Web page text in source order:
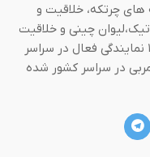
چرتکه، خلاقیت و
چینی و خلاقیت
و نقاشی کرده و تا امروز دارای بیش از ۱۰۰ نمایندگی فعال در سراسر
به پرورش بیش از ۳ هزار مربی در سراسر کشور شده